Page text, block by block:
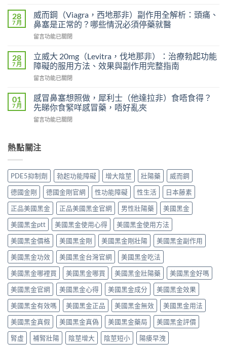
犀
利
士
會
癮
嗎？
效
利
士
副
大
嗎？
賴
性、
停
藥
反
應
與
安
全
用
法
完
整
解
析〉
中
度
超
級
艾
達
雙
效
片
Super
Power）
果
雙
制、
用
法
與
安
全
指
南〉
中
28
7 月
威而鋼（Viagra，西地那非）副作用全解析：頭痛、
鼻塞是正常的？哪些情況必須停藥就醫
在
而
鋼
（Viagra，
西
那
非）
副
作
解
痛、
鼻
塞
是
正
常
的？
哪
些
情
況
必
須
停
藥
就
醫〉
中
留言功能已關閉
28
7 月
立威大 20mg（Levitra，伐地那非）：治療勃起功能
障礙的服用方法、效果與副作用完整指南
在
威
大
20mg（Levitra，
伐
非）：
勃
起
功
能
障
礙
的
服
用
方
法、
效
果
與
副
作
用
完
整
指
留言功能已關閉
01
7 月
感冒鼻塞想照做，犀利士（他達拉非）食唔食得？
先睇你食緊咩感冒藥，唔好亂夾
在
鼻
塞
照
做，
犀
利
士
（他
達
拉
非）
食
唔
食
得？
先
睇
你
食
緊
咩
感
冒
留言功能已關閉
熱點關注
PDE5抑制劑 勃起功能障礙 增大陰莖 壯陽藥
威而鋼
德國金剛
德國金剛官網 性功能障礙 性生活
日本藤素
正品美國黑金
正品美國黑金官網 男性壯陽藥
美國黑金
美國黑金ptt
美國黑金使用心得
美國黑金使用方法
美國黑金價格
美國黑金剛 美國黑金剛壯陽
美國黑金副作用
美國黑金功效
美國黑金台灣官網
美國黑金吃法
美國黑金哪裡買
美國黑金哪買 美國黑金壯陽藥
美國黑金好嗎
美國黑金官網
美國黑金心得 美國黑金成分
美國黑金效果
美國黑金有效嗎
美國黑金正品 美國黑金無效
美國黑金用法
美國黑金真假
美國黑金真偽 美國黑金藥局
美國黑金評價
腎虛
補腎壯陽 陰莖增大 陰莖短小 陽痿早洩